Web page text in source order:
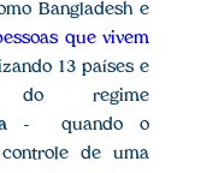
Bangladesh e
que vivem
13 países e
do regime
-
quando o
de uma